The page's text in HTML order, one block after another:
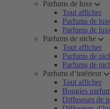
Parfums de luxe
Tout afficher
Parfums de
Parfums de
Parfums de niche
Tout afficher
Parfums de
Parfums de
Parfums d’intérieur
Tout afficher
Bougies
Diffuseurs de